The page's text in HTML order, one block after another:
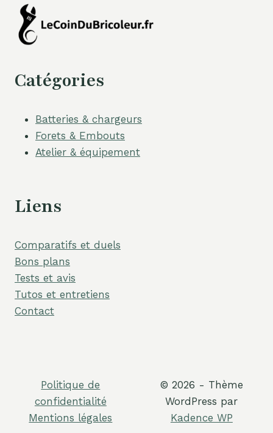
Catégories
Batteries & chargeurs
Forets & Embouts
Atelier & équipement
Liens
Comparatifs et duels
Bons plans
Tests et avis
Tutos et entretiens
Contact
Politique de
confidentialité
Mentions légales
© 2026 - Thème
WordPress par
Kadence WP